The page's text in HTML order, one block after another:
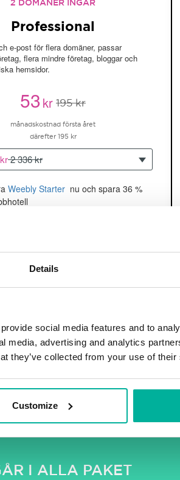
Details
social media features and to
media, advertising and analytics
they’ve collected from your use of
Customize
2 DOMÄNER INGÅR
Professional
e-post för flera domäner, passar
flera mindre företag, bloggar och
hemsidor.
53kr 195 kr
månadskostnad första året
därefter 195 kr
2 336 kr
Weebly Starter nu och spara 36 %
~60K besökare/mån
(i rosa) gäller för det första
(visas med genomstruken text).
I ALLA PAKET